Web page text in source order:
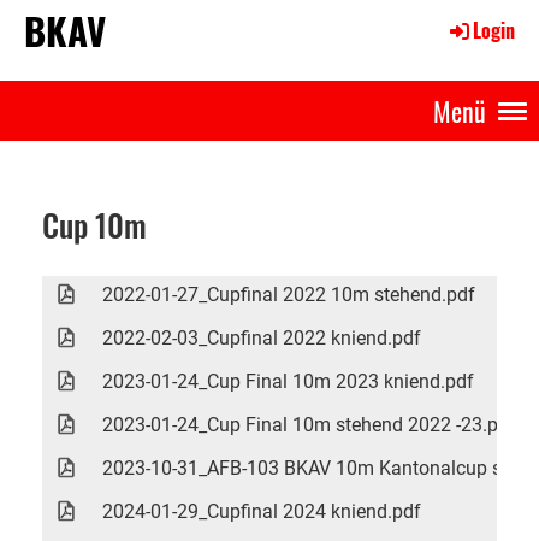
BKAV Login
Menü
Cup 10m
2022-01-27_Cupfinal 2022 10m stehend.pdf
2022-02-03_Cupfinal 2022 kniend.pdf
2023-01-24_Cup Final 10m 2023 kniend.pdf
2023-01-24_Cup Final 10m stehend 2022 -23.pdf
2023-10-31_AFB-103 BKAV 10m Kantonalcup
2024-01-29_Cupfinal 2024 kniend.pdf